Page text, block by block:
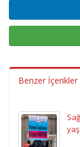
Benzer İçerikler
yaş